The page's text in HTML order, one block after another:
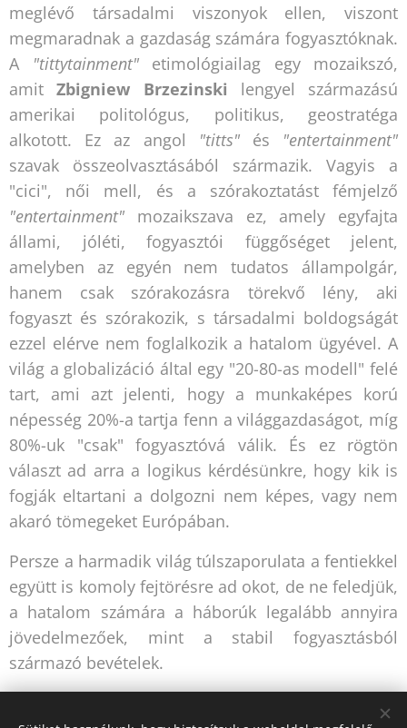
meglévő társadalmi viszonyok ellen, viszont
megmaradnak a gazdaság számára fogyasztóknak.
A
"tittytainment"etimológiailag egy mozaikszó,
amitZbigniew Brzezinski lengyel származású
amerikai politológus, politikus, geostratéga
alkotott. Ez az angol "titts"és "entertainment"
szavak összeolvasztásából származik. Vagyis a
"cici", női mell, és a szórakoztatást fémjelző
"entertainment" mozaikszava ez, amely egyfajta
állami, jóléti, fogyasztói függőséget jelent,
amelyben az egyén nem tudatos állampolgár,
hanem csak szórakozásra törekvő lény, aki
fogyaszt és szórakozik, s társadalmi boldogságát
ezzel elérve nem foglalkozik a hatalom ügyével. A
világ a globalizáció által egy "20-80-as modell" felé
tart, ami azt jelenti, hogy a munkaképes korú
népesség 20%-a tartja fenn a világgazdaságot, míg
80%-uk "csak" fogyasztóvá válik. És ez rögtön
választ ad arra a logikus kérdésünkre, hogy kik is
fogják eltartani a dolgozni nem képes, vagy nem
akaró tömegeket Európában.
Persze a harmadik világ túlszaporulata a fentiekkel
együtt is komoly fejtörésre ad okot, de ne feledjük,
a hatalom számára a háborúk legalább annyira
jövedelmezőek, mint a stabil fogyasztásból
származó bevételek.